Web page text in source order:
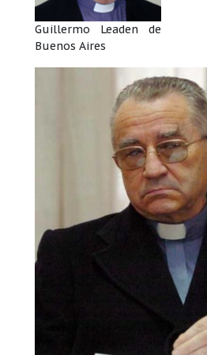
Guillermo Leaden de
Buenos Aires